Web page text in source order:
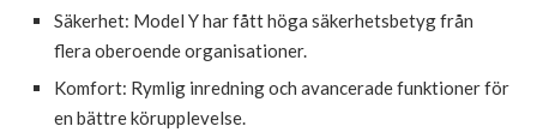
Säkerhet: Model Y har fått höga säkerhetsbetyg från
flera oberoende organisationer.
Komfort: Rymlig inredning och avancerade funktioner för
en bättre körupplevelse.